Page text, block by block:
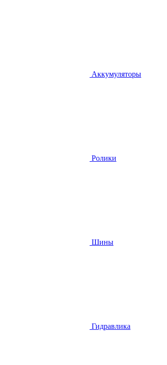
Аккумуляторы
Ролики
Шины
Гидравлика